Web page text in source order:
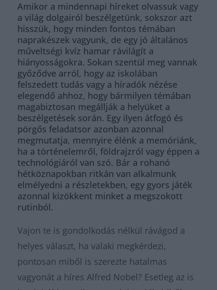
Amikor a mindennapi híreket olvassuk vagy
a világ dolgairól beszélgetünk, sokszor azt
hisszük, hogy minden fontos témában
naprakészek vagyunk, de egy jó általános
műveltségi kvíz hamar rávilágít a
hiányosságokra. Sokan szentül meg vannak
győződve arról, hogy az iskolában
felszedett tudás vagy a híradók nézése
elegendő ahhoz, hogy bármilyen témában
magabiztosan megállják a helyüket a
beszélgetések során. Egy ilyen átfogó és
pörgős feladatsor azonban azonnal
megmutatja, mennyire élénk a memóriánk,
ha a történelemről, földrajzról vagy éppen a
technológiáról van szó. Bár a rohanó
hétköznapokban ritkán van alkalmunk
elmélyedni a részletekben, egy gyors játék
azonnal kizökkent minket a megszokott
rutinból.
Vajon te is gondolkodás nélkül rávágod a
helyes választ, ha valaki megkérdezi,
pontosan miből is szerezte hatalmas
vagyonát a híres Alfred Nobel? Esetleg az is